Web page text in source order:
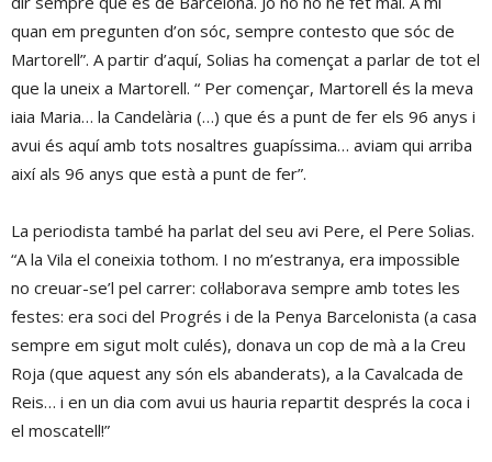
quan em pregunten d’on sóc, sempre contesto que sóc de
Martorell”. A partir d’aquí, Solias ha començat a parlar de tot el
que la uneix a Martorell. “ Per començar, Martorell és la meva
iaia Maria… la Candelària (…) que és a punt de fer els 96 anys i
avui és aquí amb tots nosaltres guapíssima… aviam qui arriba
així als 96 anys que està a punt de fer”.
La periodista també ha parlat del seu avi Pere, el Pere Solias.
“A la Vila el coneixia tothom. I no m’estranya, era impossible
no creuar-se’l pel carrer: col·laborava sempre amb totes les
festes: era soci del Progrés i de la Penya Barcelonista (a casa
sempre em sigut molt culés), donava un cop de mà a la Creu
Roja (que aquest any són els abanderats), a la Cavalcada de
Reis… i en un dia com avui us hauria repartit després la coca i
el moscatell!”